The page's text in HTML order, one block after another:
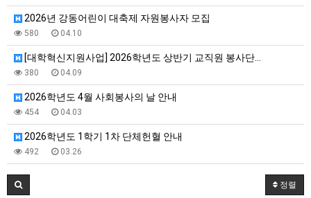
2026년 강동어린이 대축제 자원봉사자 모집
580 04.10
[대학혁신지원사업] 2026학년도 상반기 교직원 봉사단…
380 04.09
2026학년도 4월 사회봉사의 날 안내
454 04.03
2026학년도 1학기 1차 단체헌혈 안내
492 03.26
정렬